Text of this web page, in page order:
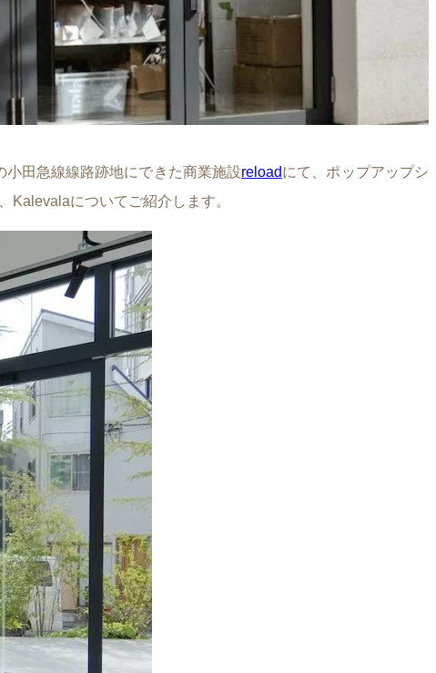
田急線線路跡地にできた商業施設reloadにて、ポップアップシ
Kalevalaについてご紹介します。